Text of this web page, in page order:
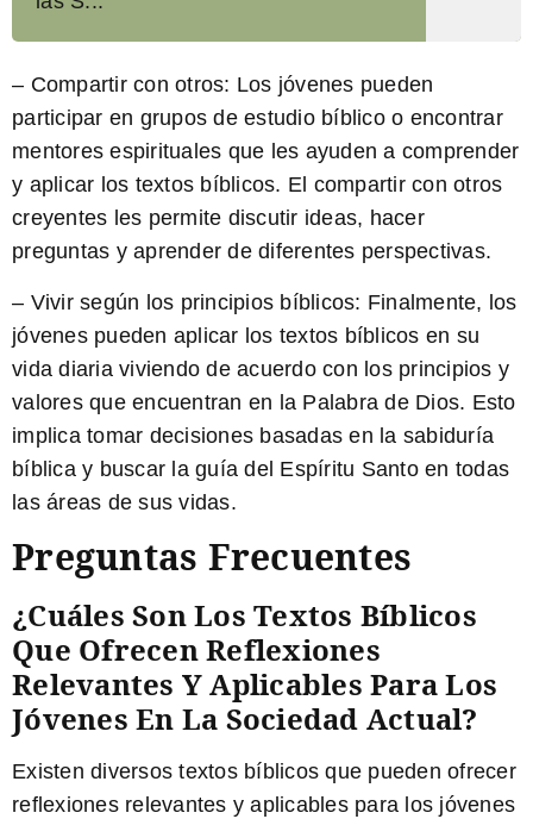
– Compartir con otros: Los jóvenes pueden
participar en grupos de estudio bíblico o encontrar
mentores espirituales que les ayuden a comprender
y aplicar los textos bíblicos. El compartir con otros
creyentes les permite discutir ideas, hacer
preguntas y aprender de diferentes perspectivas.
– Vivir según los principios bíblicos: Finalmente, los
jóvenes pueden aplicar los textos bíblicos en su
vida diaria viviendo de acuerdo con los principios y
valores que encuentran en la Palabra de Dios. Esto
implica tomar decisiones basadas en la sabiduría
bíblica y buscar la guía del Espíritu Santo en todas
las áreas de sus vidas.
Preguntas Frecuentes
¿Cuáles Son Los Textos Bíblicos
Que Ofrecen Reflexiones
Relevantes Y Aplicables Para Los
Jóvenes En La Sociedad Actual?
Existen diversos textos bíblicos que pueden ofrecer
reflexiones relevantes y aplicables para los jóvenes